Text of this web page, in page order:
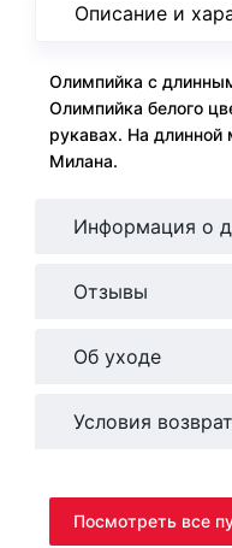
Описание и
Олимпийка с
Олимпийка белого
рукавах. На
Милана.
Информация о
Отзывы
Об уходе
Условия
Посмотреть все